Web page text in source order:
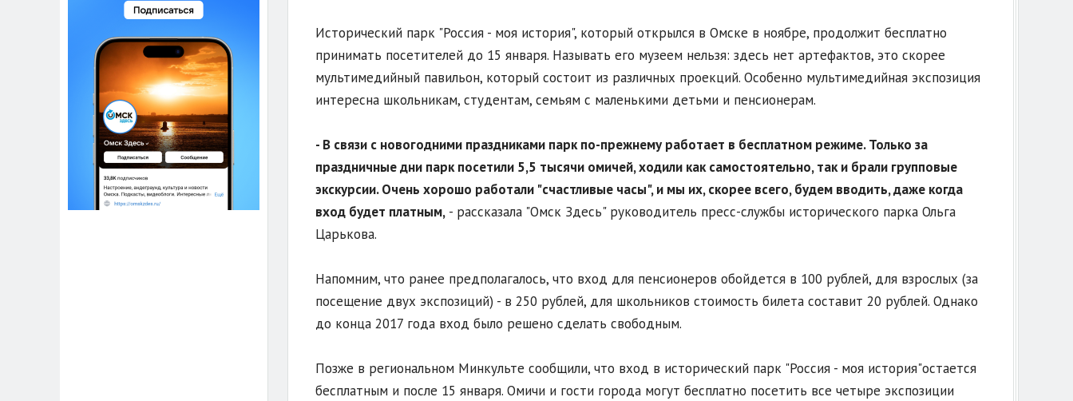
Исторический парк "Россия - моя история", который открылся в Омске в ноябре, продолжит бесплатно
принимать посетителей до 15 января. Называть его музеем нельзя: здесь нет артефактов, это скорее
мультимедийный павильон, который состоит из различных проекций. Особенно мультимедийная экспозиция
интересна школьникам, студентам, семьям с маленькими детьми и пенсионерам.
- В связи с новогодними праздниками парк по-прежнему работает в бесплатном режиме. Только за
праздничные дни парк посетили 5,5 тысячи омичей, ходили как самостоятельно, так и брали групповые
экскурсии. Очень хорошо работали "счастливые часы", и мы их, скорее всего, будем вводить, даже когда
вход будет платным,- рассказала "Омск Здесь" руководитель пресс-службы исторического парка Ольга
Царькова.
Напомним, что ранее предполагалось, что вход для пенсионеров обойдется в 100 рублей, для взрослых (за
посещение двух экспозиций) - в 250 рублей, для школьников стоимость билета составит 20 рублей. Однако
до конца 2017 года вход было решено сделать свободным.
Позже в региональном Минкульте сообщили, что вход в исторический парк "Россия - моя история"остается
бесплатным и после 15 января. Омичи и гости города могут бесплатно посетить все четыре экспозиции